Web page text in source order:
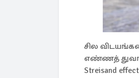
சில
எண்ணத்
Streisand